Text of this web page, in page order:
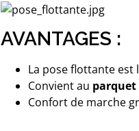
AVANTAGES :
La pose flottante est
Convient au
Confort de marche